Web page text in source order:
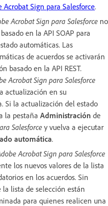
Sign para Salesforce.
Acrobat Sign para Salesforce no
en la API SOAP para
automáticas. Las
de acuerdos se activarán
basado en la API REST.
Acrobat Sign para Salesforce
actualización en su
Si la actualización del estado
la pestaña Administración de
Salesforce y vuelva a ejecutar
automática.
Acrobat Sign para Salesforce
los nuevos valores de la lista
en los acuerdos. Sin
la lista de selección están
para quienes realicen una